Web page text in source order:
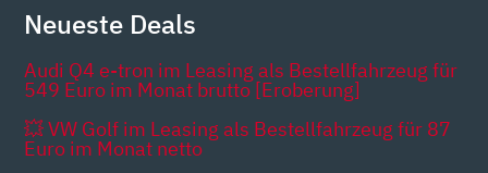
Neueste Deals
Audi Q4 e-tron im Leasing als Bestellfahrzeug für
549 Euro im Monat brutto [Eroberung]
💥 VW Golf im Leasing als Bestellfahrzeug für 87
Euro im Monat netto